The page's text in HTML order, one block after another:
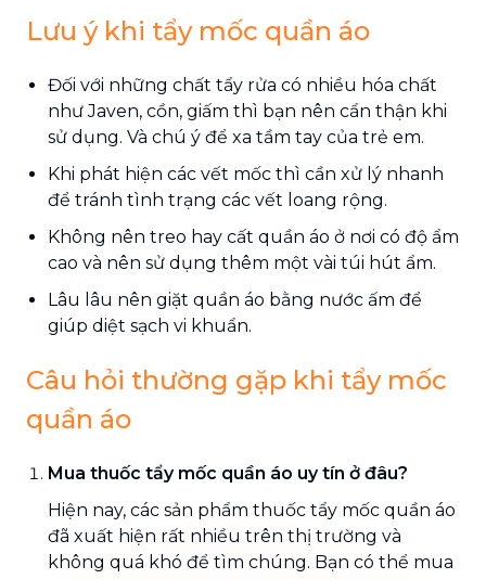
Lưu ý khi tẩy mốc quần áo
Đối với những chất tẩy rửa có nhiều hóa chất
như Javen, cồn, giấm thì bạn nên cẩn thận khi
sử dụng. Và chú ý để xa tầm tay của trẻ em.
Khi phát hiện các vết mốc thì cần xử lý nhanh
để tránh tình trạng các vết loang rộng.
Không nên treo hay cất quần áo ở nơi có độ ẩm
cao và nên sử dụng thêm một vài túi hút ẩm.
Lâu lâu nên giặt quần áo bằng nước ấm để
giúp diệt sạch vi khuẩn.
Câu hỏi thường gặp khi tẩy mốc
quần áo
Mua thuốc tẩy mốc quần áo uy tín ở đâu?
Hiện nay, các sản phẩm thuốc tẩy mốc quần áo
đã xuất hiện rất nhiều trên thị trường và
không quá khó để tìm chúng. Bạn có thể mua